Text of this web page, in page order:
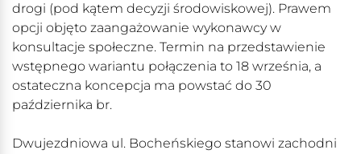
drogi (pod kątem decyzji środowiskowej). Prawem
opcji objęto zaangażowanie wykonawcy w
konsultacje społeczne. Termin na przedstawienie
wstępnego wariantu połączenia to 18 września, a
ostateczna koncepcja ma powstać do 30
października br.
Dwujezdniowa ul. Bocheńskiego stanowi zachodni